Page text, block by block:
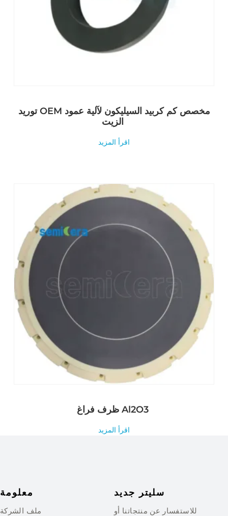
توريد OEM مخصص كم كربيد السيليكون لآلية عمود
اقرأ المزيد
ظرف فراغ Al2O3
اقرأ المزيد
معلومة
ملف الشركة
سليتر جديد
للاستفسار عن منتجاتنا أو